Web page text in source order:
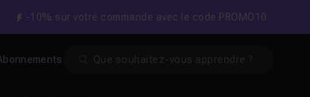
-10% sur votre commande avec le code PROMO10